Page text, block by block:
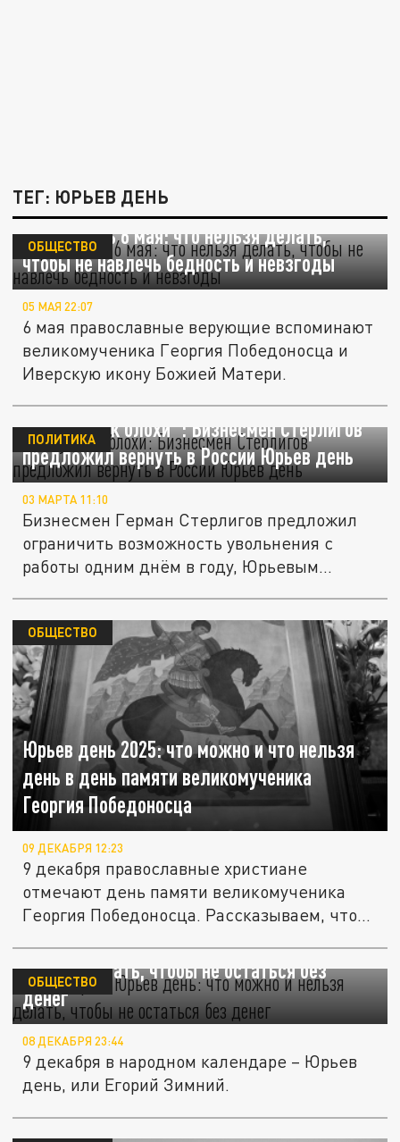
ТЕГ: ЮРЬЕВ ДЕНЬ
Юрьев день 6 мая: что нельзя делать,
чтобы не навлечь бедность и невзгоды
ОБЩЕСТВО
05 МАЯ 22:07
6 мая православные верующие вспоминают
великомученика Георгия Победоносца и
Иверскую икону Божией Матери.
"Скачут как блохи": Бизнесмен Стерлигов
предложил вернуть в России Юрьев день
ПОЛИТИКА
03 МАРТА 11:10
Бизнесмен Герман Стерлигов предложил
ограничить возможность увольнения с
работы одним днём в году, Юрьевым...
Юрьев день 2025: что можно и что нельзя
день в день памяти великомученика
Георгия Победоносца
ОБЩЕСТВО
09 ДЕКАБРЯ 12:23
9 декабря православные христиане
отмечают день памяти великомученика
Георгия Победоносца. Рассказываем, что...
9 декабря – Юрьев день: что можно и
нельзя делать, чтобы не остаться без
денег
ОБЩЕСТВО
08 ДЕКАБРЯ 23:44
9 декабря в народном календаре – Юрьев
день, или Егорий Зимний.